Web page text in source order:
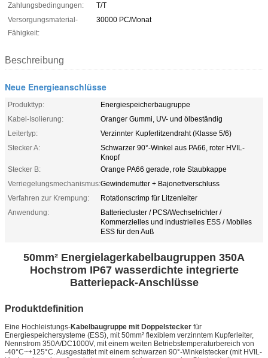
Zahlungsbedingungen:
T/T
Versorgungsmaterial-
Fähigkeit:
30000 PC/Monat
Beschreibung
Neue Energieanschlüsse
Produkttyp:
Energiespeicherbaugruppe
Kabel-Isolierung:
Oranger Gummi, UV- und ölbeständig
Leitertyp:
Verzinnter Kupferlitzendraht (Klasse 5/6)
Stecker A:
Schwarzer 90°-Winkel aus PA66, roter HVIL-
Knopf
Stecker B:
Orange PA66 gerade, rote Staubkappe
Verriegelungsmechanismus:Gewindemutter + Bajonettverschluss
Verfahren zur Krempung:
Rotationscrimp für Litzenleiter
Anwendung:
Batteriecluster / PCS/Wechselrichter /
Kommerzielles und industrielles ESS / Mobiles
ESS für den Auß
50mm² Energielagerkabelbaugruppen 350A
Hochstrom IP67 wasserdichte integrierte
Batteriepack-Anschlüsse
Produktdefinition
Eine Hochleistungs-Kabelbaugruppe mit Doppelstecker für
Energiespeichersysteme (ESS), mit 50mm² flexiblem verzinntem Kupferleiter,
Nennstrom 350A/DC1000V, mit einem weiten Betriebstemperaturbereich von
-40°C~+125°C. Ausgestattet mit einem schwarzen 90°-Winkelstecker (mit HVIL-